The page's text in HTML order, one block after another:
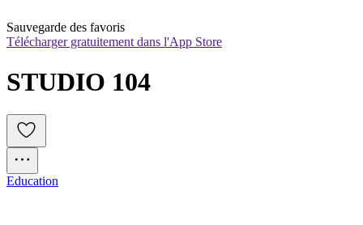
Sauvegarde des favoris
Télécharger gratuitement dans l'App Store
STUDIO 104
Education